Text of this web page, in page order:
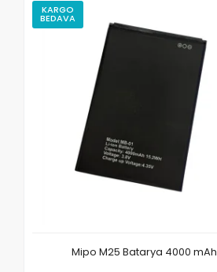
KARGO
BEDAVA
Mipo M25 Batarya 4000 mAh